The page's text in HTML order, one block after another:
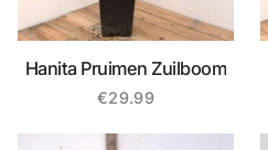
Hanita Pruimen Zuilboom
€29.99